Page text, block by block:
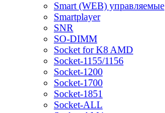
Smart (WEB) управляемые
Smartplayer
SNR
SO-DIMM
Socket for K8 AMD
Socket-1155/1156
Socket-1200
Socket-1700
Socket-1851
Socket-ALL